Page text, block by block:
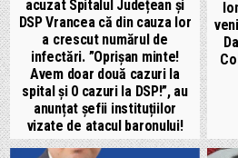
acuzat Spitalul Județean și
DSP Vrancea că din cauza lor
a crescut numărul de
infectări. ”Oprișan minte!
Avem doar două cazuri la
spital și 0 cazuri la DSP!”, au
anunțat șefii instituțiilor
vizate de atacul baronului!